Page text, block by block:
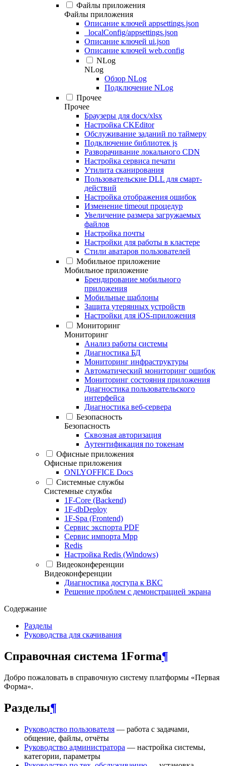
Файлы приложения
Файлы приложения
Описание ключей appsettings.json
_localConfig/appsettings.json
Описание ключей ui.json
Описание ключей web.config
NLog
NLog
Обзор NLog
Подключение NLog
Прочее
Прочее
Браузеры для docx/xlsx
Настройка CKEditor
Обслуживание заданий по таймеру
Подключение библиотек js
Разворачивание локального CDN
Настройка сервиса печати
Утилита сканирования
Пользовательские DLL для смарт-
действий
Настройка отображения ошибок
Изменение timeout процедур
Увеличение размера загружаемых
файлов
Настройка почты
Настройки для работы в кластере
Стили аватаров пользователей
Мобильное приложение
Мобильное приложение
Брендирование мобильного
приложения
Мобильные шаблоны
Защита утерянных устройств
Настройки для iOS-приложения
Мониторинг
Мониторинг
Анализ работы системы
Диагностика БД
Мониторинг инфраструктуры
Автоматический мониторинг ошибок
Мониторинг состояния приложения
Диагностика пользовательского
интерфейса
Диагностика веб-сервера
Безопасность
Безопасность
Сквозная авторизация
Аутентификация по токенам
Офисные приложения
Офисные приложения
ONLYOFFICE Docs
Системные службы
Системные службы
1F-Core (Backend)
1F-dbDeploy
1F-Spa (Frontend)
Сервис экспорта PDF
Сервис импорта Mpp
Redis
Настройка Redis (Windows)
Видеоконференции
Видеоконференции
Диагностика доступа к ВКС
Решение проблем с демонстрацией экрана
Содержание
Разделы
Руководства для скачивания
Справочная система 1Forma¶
Добро пожаловать в справочную систему платформы «Первая
Форма».
Разделы¶
Руководство пользователя — работа с задачами,
общение, файлы, отчёты
Руководство администратора — настройка системы,
категории, параметры